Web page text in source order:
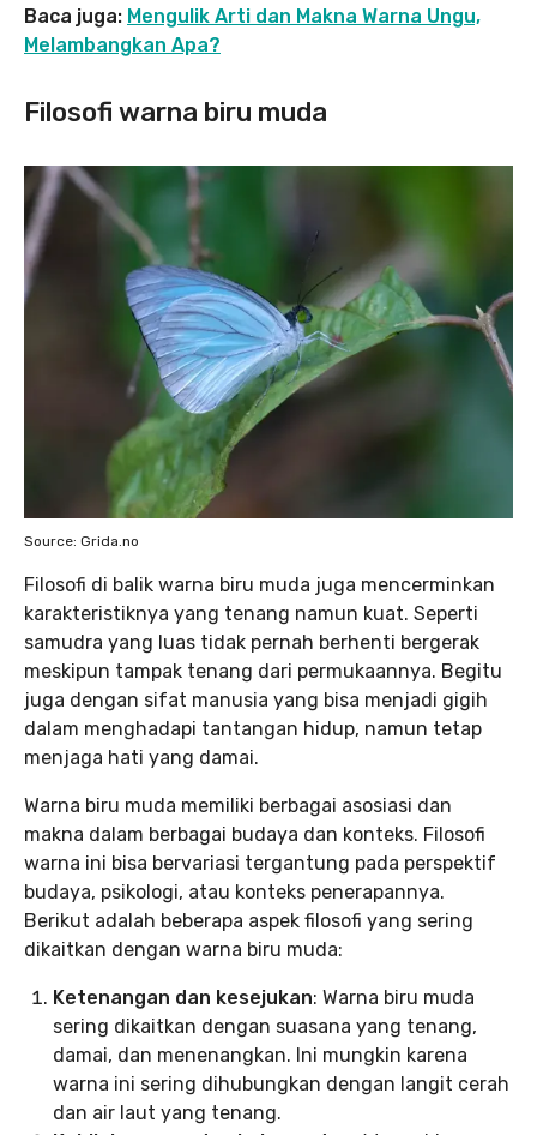
Baca juga: Mengulik Arti dan Makna Warna Ungu,
Melambangkan Apa?
Filosofi warna biru muda
Source: Grida.no
Filosofi di balik warna biru muda juga mencerminkan
karakteristiknya yang tenang namun kuat. Seperti
samudra yang luas tidak pernah berhenti bergerak
meskipun tampak tenang dari permukaannya. Begitu
juga dengan sifat manusia yang bisa menjadi gigih
dalam menghadapi tantangan hidup, namun tetap
menjaga hati yang damai.
Warna biru muda memiliki berbagai asosiasi dan
makna dalam berbagai budaya dan konteks. Filosofi
warna ini bisa bervariasi tergantung pada perspektif
budaya, psikologi, atau konteks penerapannya.
Berikut adalah beberapa aspek filosofi yang sering
dikaitkan dengan warna biru muda:
Ketenangan dan kesejukan: Warna biru muda
sering dikaitkan dengan suasana yang tenang,
damai, dan menenangkan. Ini mungkin karena
warna ini sering dihubungkan dengan langit cerah
dan air laut yang tenang.